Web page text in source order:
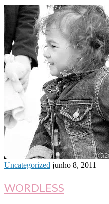
Uncategorized junho 8, 2011
WORDLESS